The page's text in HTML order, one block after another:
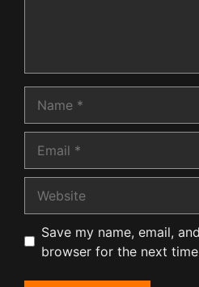
Save my name, email,
browser for the next